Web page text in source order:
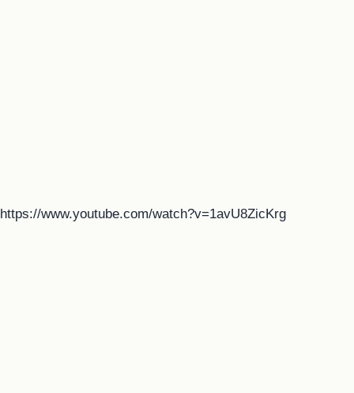
https://www.youtube.com/watch?v=1avU8ZicKrg